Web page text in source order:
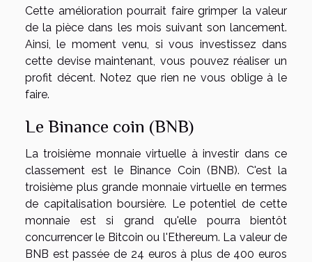
Cette amélioration pourrait faire grimper la valeur
de la pièce dans les mois suivant son lancement.
Ainsi, le moment venu, si vous investissez dans
cette devise maintenant, vous pouvez réaliser un
profit décent. Notez que rien ne vous oblige à le
faire.
Le Binance coin (BNB)
La troisième monnaie virtuelle à investir dans ce
classement est le Binance Coin (BNB). C'est la
troisième plus grande monnaie virtuelle en termes
de capitalisation boursière. Le potentiel de cette
monnaie est si grand qu'elle pourra bientôt
concurrencer le Bitcoin ou l'Ethereum. La valeur de
BNB est passée de 24 euros à plus de 400 euros